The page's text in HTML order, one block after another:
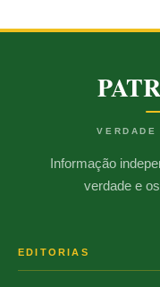
VERDADE
Informação
verdade e
EDITORIAS